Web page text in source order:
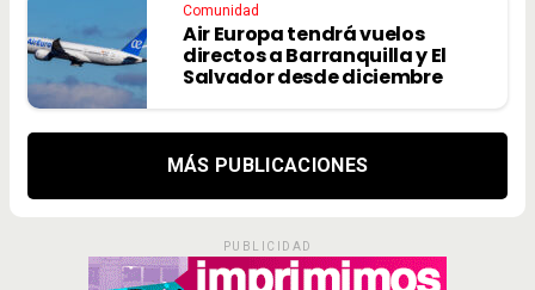
Comunidad
Air Europa tendrá vuelos
directos a Barranquilla y El
Salvador desde diciembre
MÁS PUBLICACIONES
PUBLICIDAD